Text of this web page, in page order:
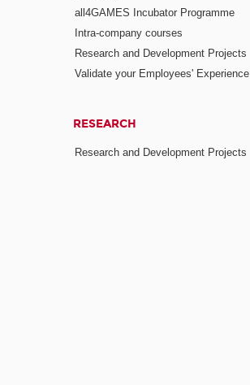
all4GAMES Incubator Programme
Intra-company courses
Research and Development Projects
Validate your Employees' Experience
RESEARCH
Research and Development Projects